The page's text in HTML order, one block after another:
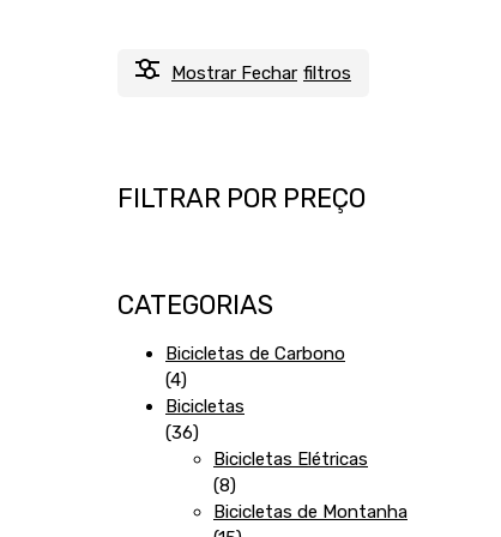
Mostrar Fechar filtros
FILTRAR POR PREÇO
CATEGORIAS
Bicicletas de Carbono
44
produtos
Bicicletas
3636
produtos
Bicicletas Elétricas
88
produtos
Bicicletas de Montanha